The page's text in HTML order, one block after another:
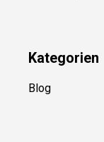
Kategorien
Blog